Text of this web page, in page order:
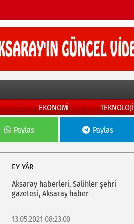
EKONOMİ TEKNOLOJİ
Paylas Paylas
EY YÂR
Aksaray haberleri, Salihler şehri
gazetesi, Aksaray haber
13.05.2021 08:23:00